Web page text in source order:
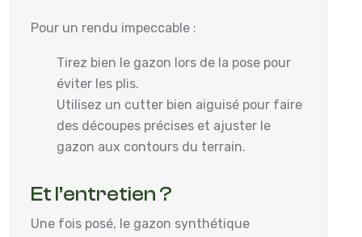
Pour un rendu impeccable :
Tirez bien le gazon lors de la pose pour
éviter les plis.
Utilisez un cutter bien aiguisé pour faire
des découpes précises et ajuster le
gazon aux contours du terrain.
Et l’entretien ?
Une fois posé, le gazon synthétique